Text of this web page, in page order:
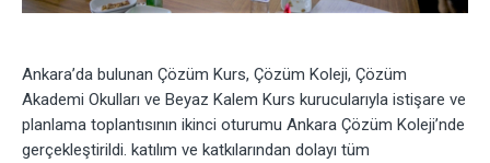
Ankara’da bulunan Çözüm Kurs, Çözüm Koleji, Çözüm
Akademi Okulları ve Beyaz Kalem Kurs kurucularıyla istişare ve
planlama toplantısının ikinci oturumu Ankara Çözüm Koleji’nde
gerçekleştirildi. katılım ve katkılarından dolayı tüm